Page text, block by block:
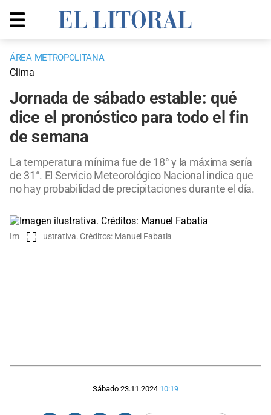
ÁREA METROPOLITANA
Clima
Jornada de sábado estable: qué
dice el pronóstico para todo el fin
de semana
La temperatura mínima fue de 18° y la máxima sería
de 31°. El Servicio Meteorológico Nacional indica que
no hay probabilidad de precipitaciones durante el día.
Imagen ilustrativa. Créditos: Manuel Fabatia
Sábado 23.11.2024 10:19